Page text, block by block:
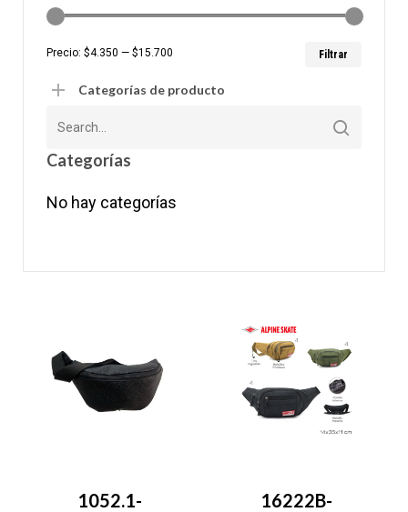
Filtrar
Precio: $4.350 — $15.700
Categorías de producto
Categorías
No hay categorías
1052.1-
16222B-